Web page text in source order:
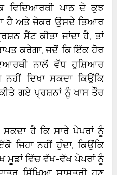
ਵਿਦਿਆਰਥੀ ਪਾਠ ਦੇ ਕੁਝ
ਹੈ ਅਤੇ ਜੇਕਰ ਉਸਦੇ ਤਿਆਰ
ਸੈੱਟ ਕੀਤਾ ਜਾਂਦਾ ਹੈ, ਤਾਂ
ਕਰੇਗਾ, ਜਦੋਂ ਕਿ ਇੱਕ ਹੋਰ
ਨਾਲੋਂ ਵੱਧ ਹੁਸ਼ਿਆਰ
ਦਿਖਾ ਸਕਦਾ ਕਿਉਂਕਿ
ਗਏ ਪ੍ਰਸ਼ਨਾਂ ਨੂੰ ਖਾਸ ਤੌਰ
ਹੈ ਕਿ ਸਾਰੇ ਪੇਪਰਾਂ ਨੂੰ
ਜਿਹਾ ਨਹੀਂ ਹੁੰਦਾ, ਕਿਉਂਕਿ
ਮੂਡਾਂ ਵਿੱਚ ਵੱਖ-ਵੱਖ ਪੇਪਰਾਂ ਨੂੰ